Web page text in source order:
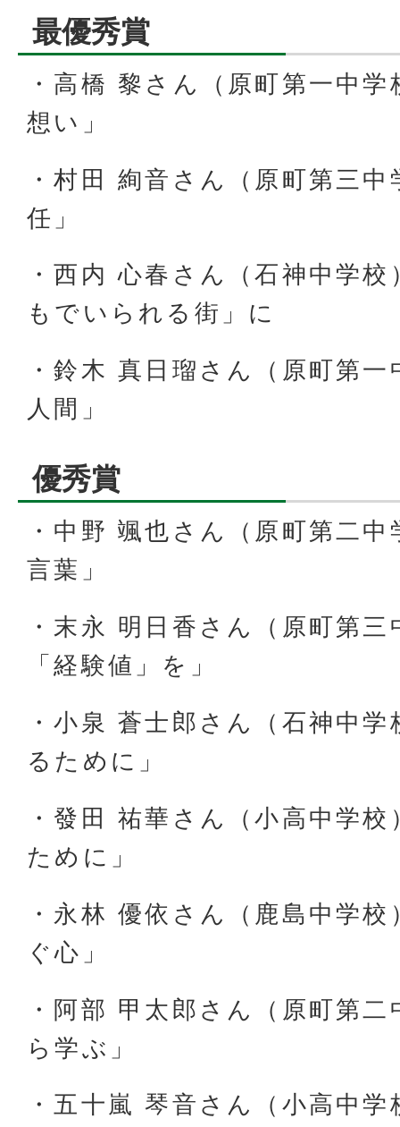
最優秀賞
・高橋 黎さん（原町第一中
想い」
・村田 絢音さん（原町第三
任」
・西内 心春さん（石神中学
もでいられる街」に
・鈴木 真日瑠さん（原町第
人間」
優秀賞
・中野 颯也さん（原町第二
言葉」
・末永 明日香さん（原町第
「経験値」を」
・小泉 蒼士郎さん（石神中
るために」
・發田 祐華さん（小高中学
ために」
・永林 優依さん（鹿島中学
ぐ心」
・阿部 甲太郎さん（原町第
ら学ぶ」
・五十嵐 琴音さん（小高中